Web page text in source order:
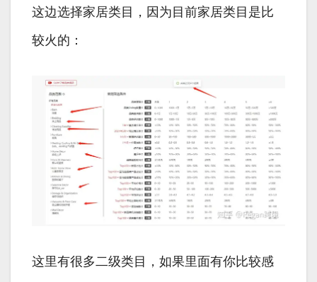
这边选择家居类目，因为目前家居类目是比
较火的：
这里有很多二级类目，如果里面有你比较感